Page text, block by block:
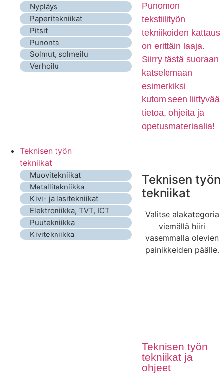
Nypläys
Paperitekniikat
Pitsit
Punonta
Solmut, solmeilu
Verhoilu
Punomon
tekstiilityön
tekniikoiden kattaus
on erittäin laaja.
Siirry tästä suoraan
katselemaan
esimerkiksi
kutomiseen liittyvää
tietoa, ohjeita ja
opetusmateriaalia!
Teknisen työn
tekniikat
Muovitekniikat
Metallitekniikka
Kivi- ja lasitekniikat
Elektroniikka, TVT, ICT
Puutekniikka
Kivitekniikka
Teknisen työn
tekniikat
Valitse alakategoria
viemällä hiiri
vasemmalla olevien
painikkeiden päälle.
Teknisen työn
tekniikat ja
ohjeet